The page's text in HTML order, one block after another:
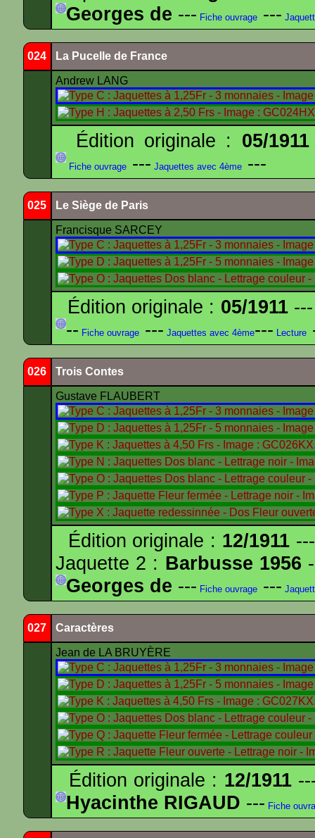
Georges de --- Fiche ouvrage ---
024 La Pucelle de France
Andrew LANG
Édition originale : 05/1911
Fiche ouvrage --- Jaquettes avec 4ème ---
025 Le Siège de Paris
Francisque SARCEY
Édition originale : 05/1911---
-- Fiche ouvrage --- Jaquettes avec 4ème--- Lecture
026 Trois Contes
Gustave FLAUBERT
Édition originale : 12/1911
Jaquette 2 : Barbusse 1956
Georges de --- Fiche ouvrage ---
027 Caractères
Jean de LA BRUYÈRE
Édition originale : 12/1911
Hyacinthe RIGAUD --- Fiche